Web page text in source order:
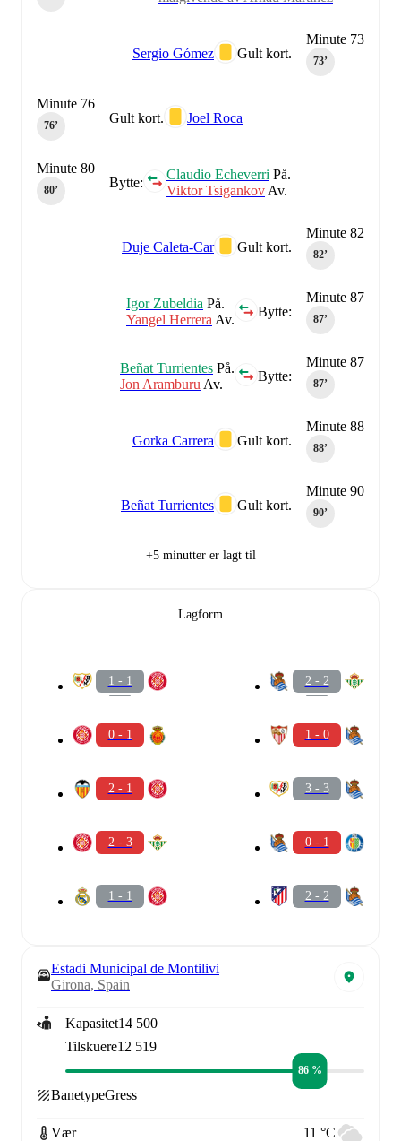
Minute 73
73‎’‎
Gult kort.
Sergio Gómez
Gult kort. Joel Roca
Minute 76
76‎’‎
Bytte:
Claudio Echeverri På.
Viktor Tsigankov Av.
Minute 80
80‎’‎
Minute 82
82‎’‎
Gult kort.
Duje Caleta-Car
Minute 87
87‎’‎
Bytte:
Igor Zubeldia På.
Yangel Herrera Av.
Minute 87
87‎’‎
Bytte:
Beñat Turrientes På.
Jon Aramburu Av.
Minute 88
88‎’‎
Gult kort.
Gorka Carrera
Minute 90
90‎’‎
Gult kort.
Beñat Turrientes
+5 minutter er lagt til
Lagform
1 - 1
0 - 1
2 - 1
2 - 3
1 - 1
2 - 2
1 - 0
3 - 3
0 - 1
2 - 2
Estadi Municipal de Montilivi
Girona, Spain
Kapasitet14 500
Tilskuere12 519
86 %
BanetypeGress
Vær 11 °C